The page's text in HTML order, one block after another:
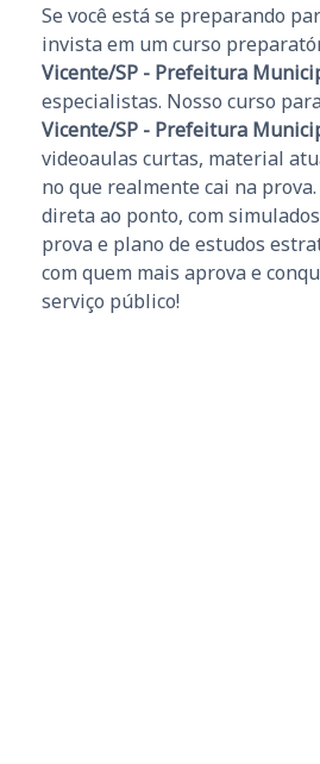
Se você está se preparando
invista em um curso
Vicente/SP - Prefeitura
especialistas. Nosso curso
Vicente/SP - Prefeitura
videoaulas curtas, material
no que realmente cai na
direta ao ponto, com
prova e plano de estudos
com quem mais aprova e
serviço público!